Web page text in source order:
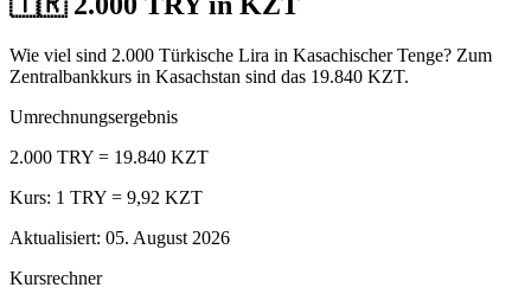
Wie viel sind 2.000 Türkische Lira in Kasachischer Tenge? Zum
Zentralbankkurs in Kasachstan sind das 19.840 KZT.
Umrechnungsergebnis
2.000 TRY = 19.840 KZT
Kurs: 1 TRY = 9,92 KZT
Aktualisiert: 05. August 2026
Kursrechner